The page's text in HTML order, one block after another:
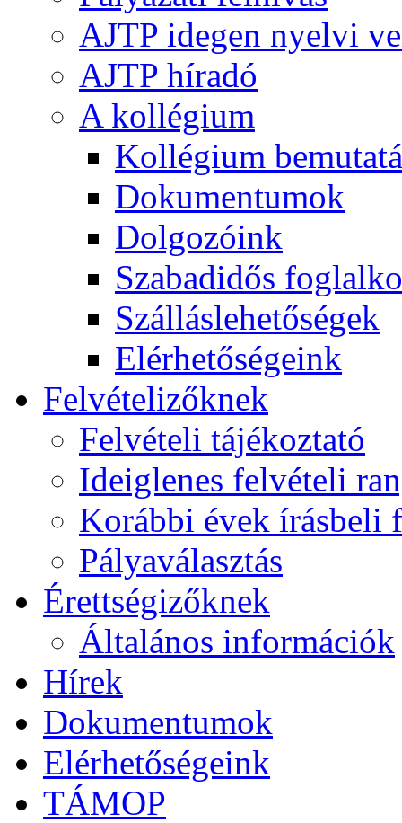
AJTP idegen nyelvi
AJTP híradó
A kollégium
Kollégium
Dokumentumok
Dolgozóink
Szabadidős
Szálláslehetőségek
Elérhetőségeink
Felvételizőknek
Felvételi tájékoztató
Ideiglenes felvételi
Korábbi évek írásbeli
Pályaválasztás
Érettségizőknek
Általános információk
Hírek
Dokumentumok
Elérhetőségeink
TÁMOP